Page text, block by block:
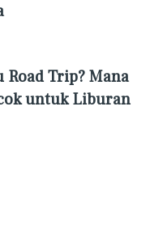
Road Trip? Mana
untuk Liburan